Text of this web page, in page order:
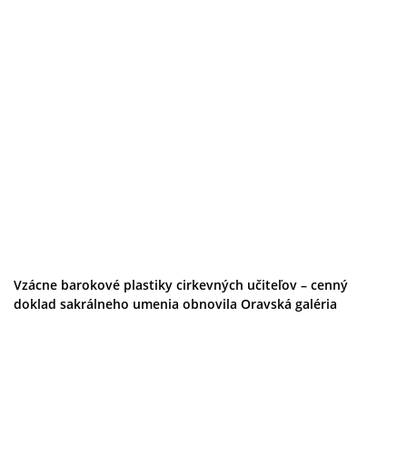
Vzácne barokové plastiky cirkevných učiteľov – cenný
doklad sakrálneho umenia obnovila Oravská galéria